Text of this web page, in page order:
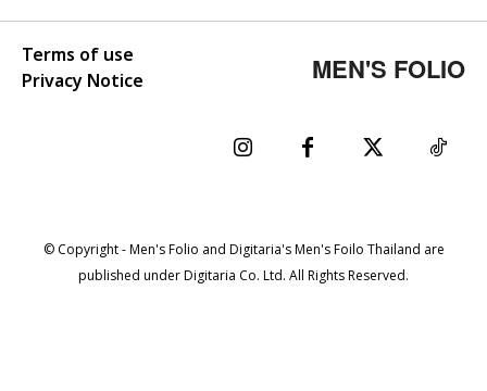
Terms of use
Privacy Notice
MEN'S FOLIO
© Copyright - Men's Folio and Digitaria's Men's Foilo Thailand are
published under Digitaria Co. Ltd. All Rights Reserved.